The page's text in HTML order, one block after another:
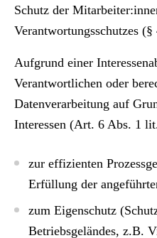
Schutz der
Verantwortungsschutzes
Aufgrund einer
Verantwortlichen oder
Datenverarbeitung auf
Interessen (Art. 6 Abs. 1
zur effizienten
Erfüllung der
zum Eigenschutz
Betriebsgeländes, z.B.